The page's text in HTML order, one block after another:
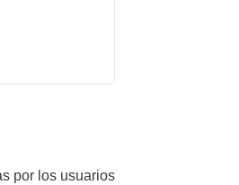
por los usuarios